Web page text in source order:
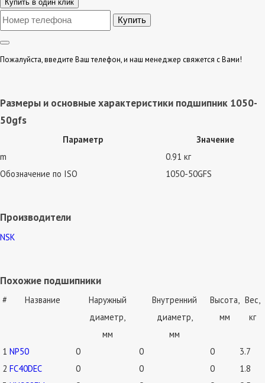
Купить в один клик
Пожалуйста, введите Ваш телефон, и наш менеджер свяжется с Вами!
Размеры и основные характеристики подшипник 1050-
50gfs
Параметр
Значение
m
0.91 кг
Обозначение по ISO
1050-50GFS
Производители
NSK
Похожие подшипники
# Название
Наружный
диаметр,
мм
Внутренний
диаметр,
мм
Высота,
мм
Вес,
кг
1 NP50 0 0 0
3.7
2 FC40DEC 0 0 0
1.8